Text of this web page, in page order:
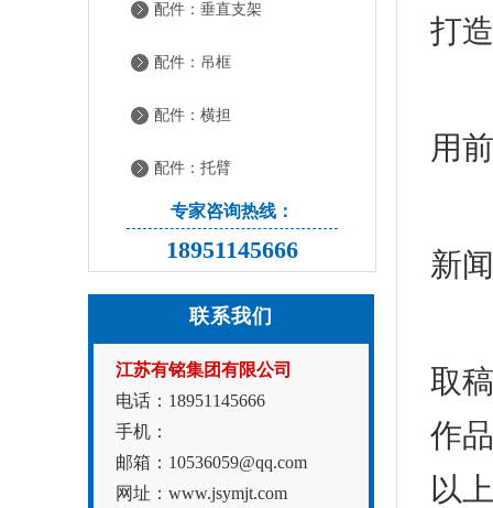
配件：垂直支架
配件：吊框
配件：横担
配件：托臂
专家咨询热线：
18951145666
联系我们
江苏有铭集团有限公司
电话：18951145666
手机：
邮箱：10536059@qq.com
网址：www.jsymjt.com
打
用
新
取
作
以